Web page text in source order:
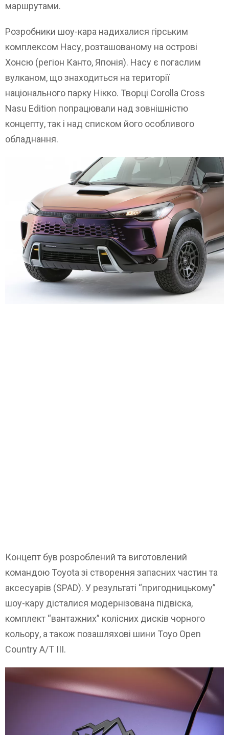
маршрутами.
Розробники шоу-кара надихалися гірським
комплексом Насу, розташованому на острові
Хонсю (регіон Канто, Японія). Насу є погаслим
вулканом, що знаходиться на території
національного парку Нікко. Творці Corolla Cross
Nasu Edition попрацювали над зовнішністю
концепту, так і над списком його особливого
обладнання.
Концепт був розроблений та виготовлений
командою Toyota зі створення запасних частин та
аксесуарів (SPAD). У результаті “пригодницькому”
шоу-кару дісталися модернізована підвіска,
комплект “вантажних” колісних дисків чорного
кольору, а також позашляхові шини Toyo Open
Country A/T III.